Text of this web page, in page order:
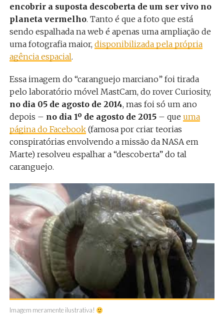
encobrir a suposta descoberta de um ser vivo no
planeta vermelho. Tanto é que a foto que está
sendo espalhada na web é apenas uma ampliação de
uma fotografia maior, disponibilizada pela própria
agência espacial.
Essa imagem do “caranguejo marciano” foi tirada
pelo laboratório móvel MastCam, do rover Curiosity,
no dia 05 de agosto de 2014, mas foi só um ano
depois – no dia 1º de agosto de 2015– que uma
página do Facebook(famosa por criar teorias
conspiratórias envolvendo a missão da NASA em
Marte) resolveu espalhar a “descoberta” do tal
caranguejo.
Imagem meramente ilustrativa!